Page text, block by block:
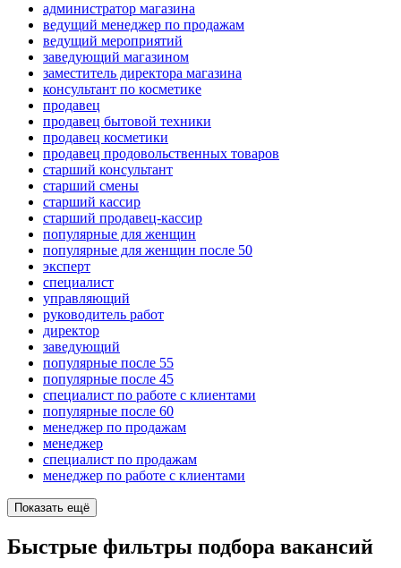
администратор магазина
ведущий менеджер по продажам
ведущий мероприятий
заведующий магазином
заместитель директора магазина
консультант по косметике
продавец
продавец бытовой техники
продавец косметики
продавец продовольственных товаров
старший консультант
старший смены
старший кассир
старший продавец-кассир
популярные для женщин
популярные для женщин после 50
эксперт
специалист
управляющий
руководитель работ
директор
заведующий
популярные после 55
популярные после 45
специалист по работе с клиентами
популярные после 60
менеджер по продажам
менеджер
специалист по продажам
менеджер по работе с клиентами
Показать ещё
Быстрые фильтры подбора вакансий